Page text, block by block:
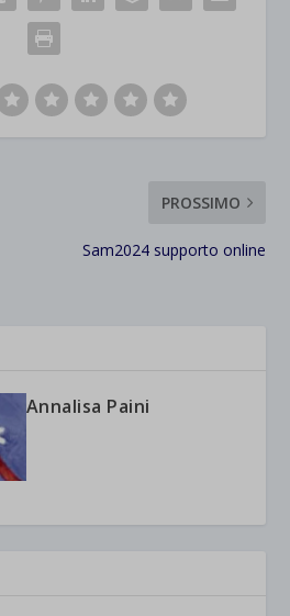
PROSSIMO
Sam2024 supporto online
Annalisa Paini